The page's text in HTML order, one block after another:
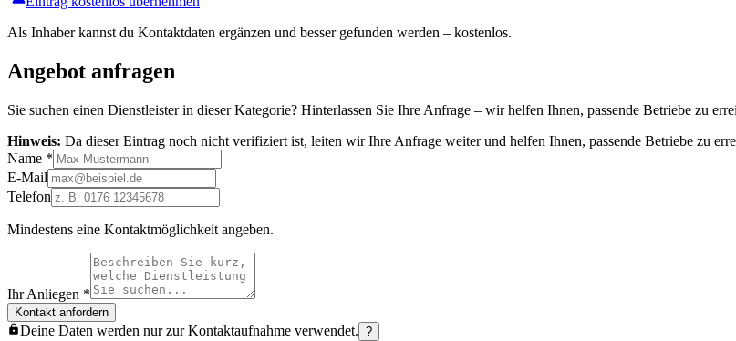
Als Inhaber kannst du Kontaktdaten ergänzen und besser gefunden werden – kostenlos.
Angebot anfragen
Sie suchen einen Dienstleister in dieser Kategorie? Hinterlassen Sie Ihre Anfrage – wir helfen Ihnen, passende Betriebe zu
Hinweis: Da dieser Eintrag noch nicht verifiziert ist, leiten wir Ihre Anfrage weiter und helfen Ihnen, passende Betriebe zu
Name *
E-Mail
Telefon
Mindestens eine Kontaktmöglichkeit angeben.
Ihr Anliegen *
Kontakt anfordern
Deine Daten werden nur zur Kontaktaufnahme verwendet. ?